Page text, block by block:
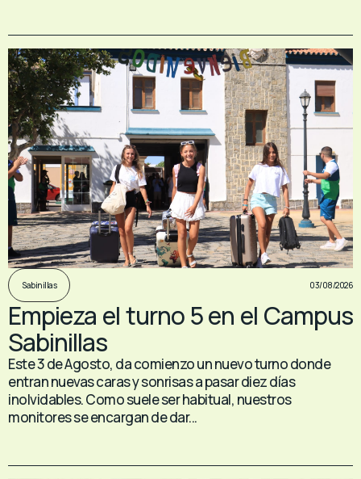
Sabinillas 03/08/2026
Empieza el turno 5 en el Campus
Sabinillas
Este 3 de Agosto, da comienzo un nuevo turno donde
entran nuevas caras y sonrisas a pasar diez días
inolvidables. Como suele ser habitual, nuestros
monitores se encargan de dar...